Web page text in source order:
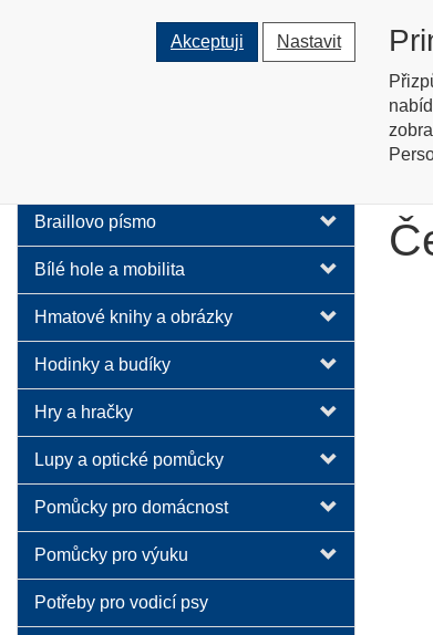
Akceptuji Nastavit
Prodej zboží pro
Braillovo písmo
Bílé hole a mobilita
Hmatové knihy a obrázky
Hodinky a budíky
Hry a hračky
Lupy a optické pomůcky
Pomůcky pro domácnost
Pomůcky pro výuku
Potřeby pro vodicí psy